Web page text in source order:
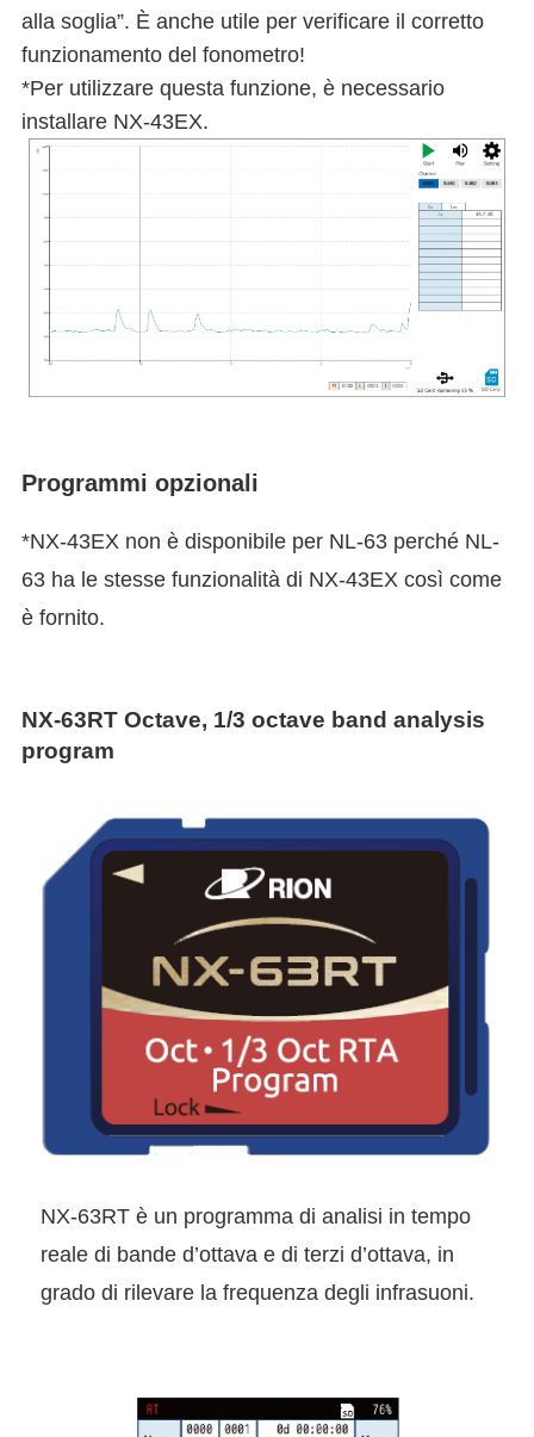
alla soglia”. È anche utile per verificare il corretto
funzionamento del fonometro!
*Per utilizzare questa funzione, è necessario
installare NX-43EX.
Programmi opzionali
*NX-43EX non è disponibile per NL-63 perché NL-
63 ha le stesse funzionalità di NX-43EX così come
è fornito.
NX-63RT Octave, 1/3 octave band analysis
program
NX-63RT è un programma di analisi in tempo
reale di bande d’ottava e di terzi d’ottava, in
grado di rilevare la frequenza degli infrasuoni.